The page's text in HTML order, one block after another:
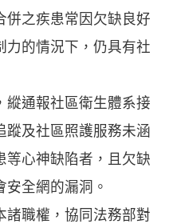
併之疾患常因欠缺良好
力的情況下，仍具有社
縱通報社區衛生體系接
蹤及社區照護服務未涵
等心神缺陷者，且欠缺
全網的漏洞。
諸職權，協同法務部對